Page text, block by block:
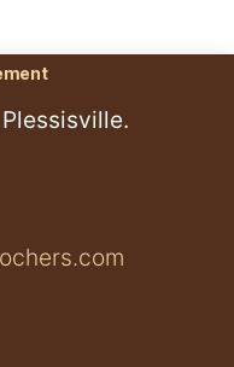
Plessisville.